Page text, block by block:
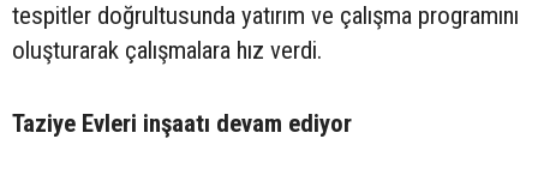
tespitler doğrultusunda yatırım ve çalışma programını
oluşturarak çalışmalara hız verdi.
Taziye Evleri inşaatı devam ediyor